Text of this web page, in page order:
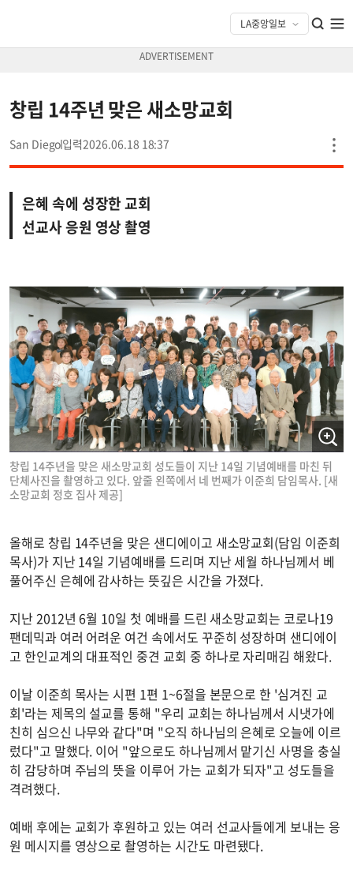
창립 14주년 맞은 새소망교회
San Diego 2026.06.18 18:37
은혜 속에 성장한 교회
선교사 응원 영상 촬영
창립 14주년을 맞은 새소망교회 성도들이 지난 14일 기념예배를 마친 뒤
단체사진을 촬영하고 있다. 앞줄 왼쪽에서 네 번째가 이준희 담임목사. [새
소망교회 정호 집사 제공]
올해로 창립 14주년을 맞은 샌디에이고 새소망교회(담임 이준희
목사)가 지난 14일 기념예배를 드리며 지난 세월 하나님께서 베
풀어주신 은혜에 감사하는 뜻깊은 시간을 가졌다.
지난 2012년 6월 10일 첫 예배를 드린 새소망교회는 코로나19
팬데믹과 여러 어려운 여건 속에서도 꾸준히 성장하며 샌디에이
고 한인교계의 대표적인 중견 교회 중 하나로 자리매김 해왔다.
이날 이준희 목사는 시편 1편 1~6절을 본문으로 한 '심겨진 교
회'라는 제목의 설교를 통해 "우리 교회는 하나님께서 시냇가에
친히 심으신 나무와 같다"며 "오직 하나님의 은혜로 오늘에 이르
렀다"고 말했다. 이어 "앞으로도 하나님께서 맡기신 사명을 충실
히 감당하며 주님의 뜻을 이루어 가는 교회가 되자"고 성도들을
격려했다.
예배 후에는 교회가 후원하고 있는 여러 선교사들에게 보내는 응
원 메시지를 영상으로 촬영하는 시간도 마련됐다.